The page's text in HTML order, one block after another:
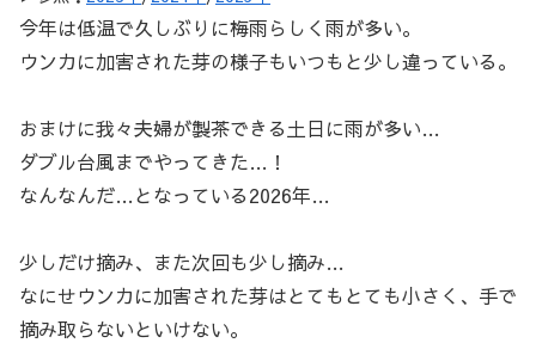
今年は低温で久しぶりに梅雨らしく雨が多い。
ウンカに加害された芽の様子もいつもと少し違っている。
おまけに我々夫婦が製茶できる土日に雨が多い…
ダブル台風までやってきた…！
なんなんだ…となっている2026年…
少しだけ摘み、また次回も少し摘み…
なにせウンカに加害された芽はとてもとても小さく、手で
摘み取らないといけない。